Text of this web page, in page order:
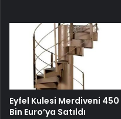
Eyfel Kulesi Merdiveni 450
Bin Euro’ya Satıldı